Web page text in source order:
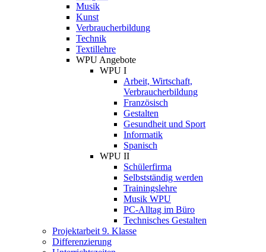
Musik
Kunst
Verbraucherbildung
Technik
Textillehre
WPU Angebote
WPU I
Arbeit, Wirtschaft,
Verbraucherbildung
Französisch
Gestalten
Gesundheit und Sport
Informatik
Spanisch
WPU II
Schülerfirma
Selbstständig werden
Trainingslehre
Musik WPU
PC-Alltag im Büro
Technisches Gestalten
Projektarbeit 9. Klasse
Differenzierung